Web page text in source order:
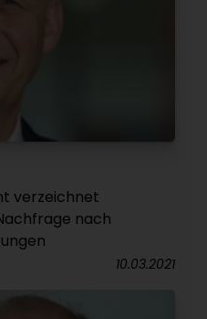
verzeichnet
nach
10.03.2021